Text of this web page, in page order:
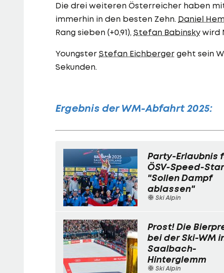
Die drei weiteren Österreicher haben
immerhin in den besten Zehn. Daniel
Rang sieben (+0,91), Stefan Babinskywird
Youngster Stefan Eichberger geht sein
Sekunden.
Ergebnis der WM-Abfahrt 2025:
Party-Erlaubnis
ÖSV-Speed-
"Sollen Dampf
ablassen"
Ski Alpin
Prost! Die
bei der Ski-WM
Saalbach-
Hinterglemm
Ski Alpin